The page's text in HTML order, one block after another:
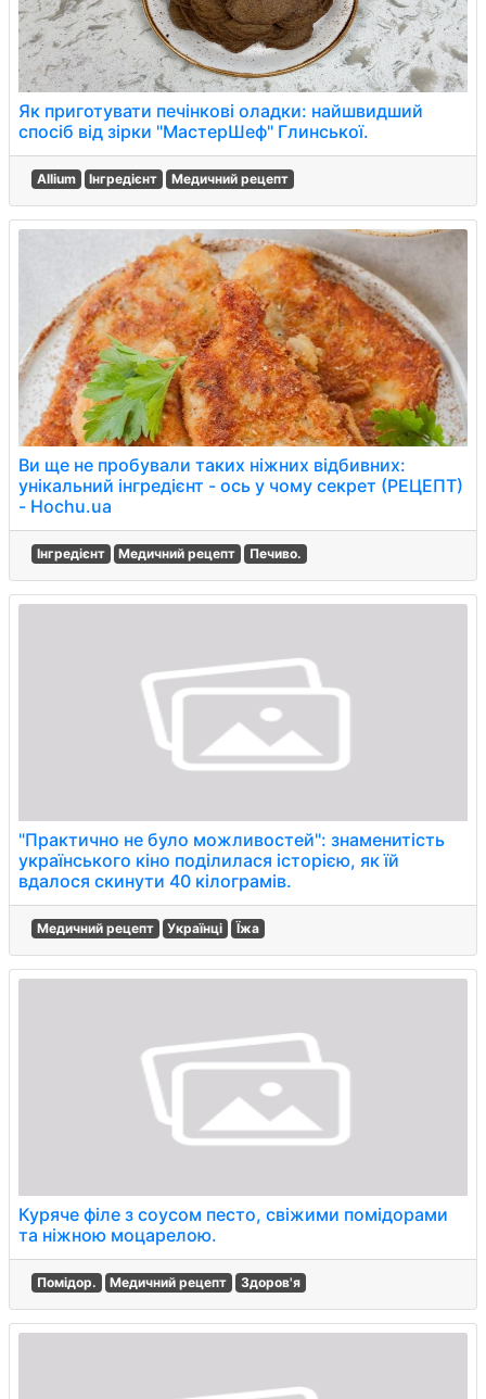
Як приготувати печінкові оладки: найшвидший
спосіб від зірки "МастерШеф" Глинської.
Allium Інгредієнт Медичний рецепт
Ви ще не пробували таких ніжних відбивних:
унікальний інгредієнт - ось у чому секрет (РЕЦЕПТ)
- Hochu.ua
Інгредієнт Медичний рецепт Печиво.
"Практично не було можливостей": знаменитість
українського кіно поділилася історією, як їй
вдалося скинути 40 кілограмів.
Медичний рецепт Українці Їжа
Куряче філе з соусом песто, свіжими помідорами
та ніжною моцарелою.
Помідор. Медичний рецепт Здоров'я